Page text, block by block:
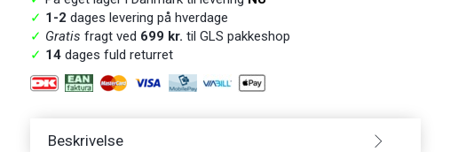
✓ 1-2 dages levering på hverdage
✓ Gratis fragt ved 699 kr. til GLS pakkeshop
✓ 14dages fuld returret
Beskrivelse